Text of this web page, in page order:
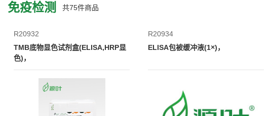
免疫检测 共75件商品
R20932
TMB底物显色试剂盒(ELISA,HRP显
色)，
R20934
ELISA包被缓冲液(1×)，